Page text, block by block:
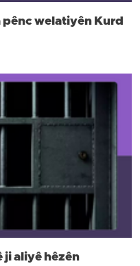
welatiyên Kurd
ji aliyê hêzên